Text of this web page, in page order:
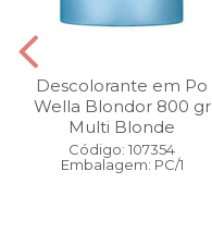
Descolorante em Po
Wella Blondor 800 gr
Multi Blonde
Código: 107354
Embalagem: PC/1